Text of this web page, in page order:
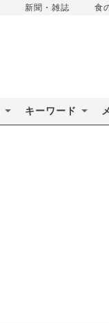
新聞・雑誌 食
キーワード